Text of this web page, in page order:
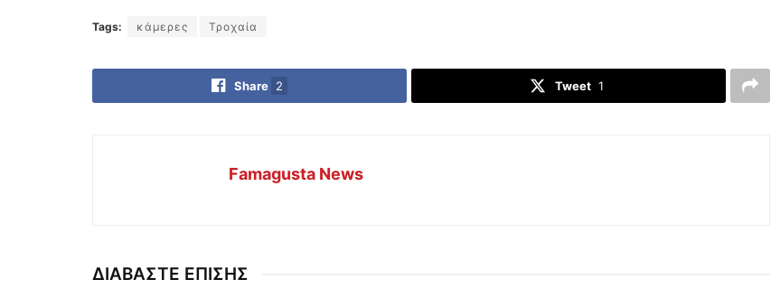
Tags: κάμερες Τροχαία
Share 2 Tweet 1
Famagusta News
ΔΙΑΒΑΣΤΕ ΕΠΙΣΗΣ